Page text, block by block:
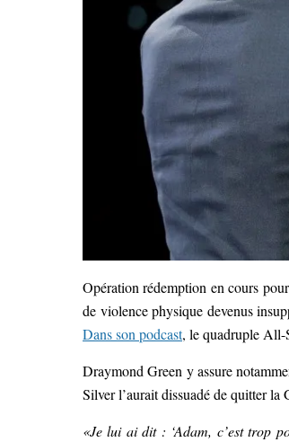
Opération rédemption en cours pour
de violence physique devenus
Dans son podcast, le quadruple All-
Draymond Green y assure
Silver l’aurait dissuadé de quitter
«Je lui ai dit : ‘Adam, c’est trop